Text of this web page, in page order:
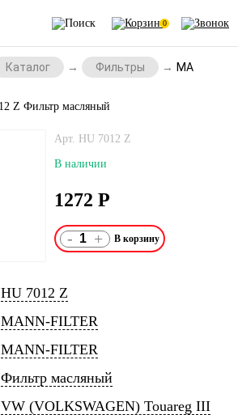
0
Каталог Фильтры MANN-
Z Фильтр масляный
Арт. HU 7012 Z
В наличии
1272 Р
- +
HU 7012 Z
MANN-FILTER
MANN-FILTER
Фильтр масляный
VW (VOLKSWAGEN) Touareg III